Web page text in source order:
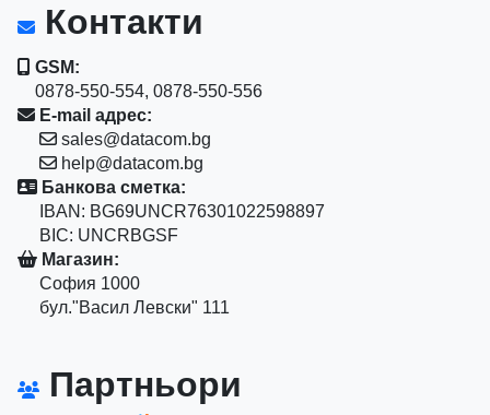
Контакти
GSM:
0878-550-554, 0878-550-556
E-mail адрес:
sales@datacom.bg
help@datacom.bg
Банкова сметка:
IBAN: BG69UNCR76301022598897
BIC: UNCRBGSF
Магазин:
София 1000
бул."Васил Левски" 111
Партньори